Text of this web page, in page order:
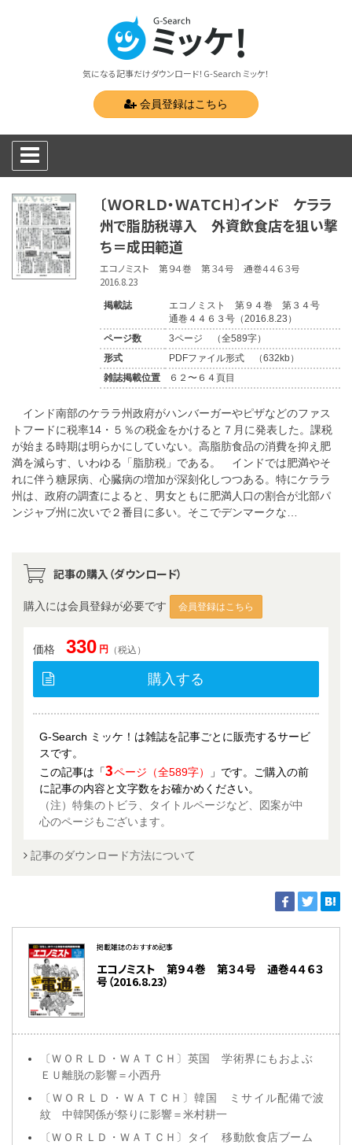
気になる記事だけダウンロード！G-Search ミッケ！
会員登録はこちら
〔ＷＯＲＬＤ・ＷＡＴＣＨ〕インド ケララ
州で脂肪税導入 外資飲食店を狙い撃
ち＝成田範道
エコノミスト 第９４巻 第３４号 通巻４４６３号
2016.8.23
掲載誌
エコノミスト 第９４巻 第３４号
通巻４４６３号（2016.8.23）
ページ数
3ページ （全589字）
形式
PDFファイル形式 （632kb）
雑誌掲載位置
６２〜６４頁目
インド南部のケララ州政府がハンバーガーやピザなどのファス
トフードに税率14・５％の税金をかけると７月に発表した。課税
が始まる時期は明らかにしていない。高脂肪食品の消費を抑え肥
満を減らす、いわゆる「脂肪税」である。 インドでは肥満やそ
れに伴う糖尿病、心臓病の増加が深刻化しつつある。特にケララ
州は、政府の調査によると、男女ともに肥満人口の割合が北部パ
ンジャブ州に次いで２番目に多い。そこでデンマークな…
記事の購入（ダウンロード）
購入には会員登録が必要です 会員登録はこちら
価格 330 円 （税込）
購入する
G-Search ミッケ！は雑誌を記事ごとに販売するサービ
スです。
この記事は「3ページ（全589字）
」です。ご購入の前
に記事の内容と文字数をお確かめください。
（注）特集のトビラ、タイトルページなど、図案が中
心のページもございます。
記事のダウンロード方法について
掲載雑誌のおすすめ記事
エコノミスト 第９４巻 第３４号 通巻４４６３
号（2016.8.23）
〔ＷＯＲＬＤ・ＷＡＴＣＨ〕英国 学術界にもおよぶ
ＥＵ離脱の影響＝小西丹
〔ＷＯＲＬＤ・ＷＡＴＣＨ〕韓国 ミサイル配備で波
紋 中韓関係が祭りに影響＝米村耕一
〔ＷＯＲＬＤ・ＷＡＴＣＨ〕タイ 移動飲食店ブーム